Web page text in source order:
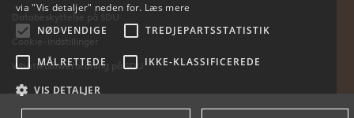
Databeskyttelse på SDU
Cookie-indstillinger
Whistleblowerordning på SDU
via "Vis detaljer" neden for. Læs mere
NØDVENDIGE
TREDJEPARTSSTATISTIK
MÅLRETTEDE IKKE-KLASSIFICEREDE
VIS DETALJER